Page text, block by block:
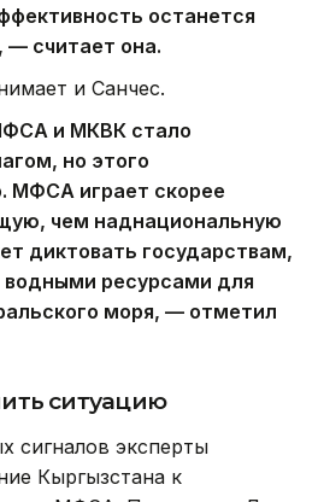
останется
— считает она.
и Санчес.
и МКВК стало
но этого
МФСА играет скорее
чем наднациональную
диктовать государствам,
водными ресурсами для
моря, — отметил
ситуацию
сигналов эксперты
Кыргызстана к